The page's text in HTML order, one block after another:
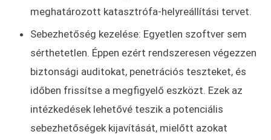
meghatározott katasztrófa-helyreállítási tervet.
Sebezhetőség kezelése: Egyetlen szoftver sem
sérthetetlen. Éppen ezért rendszeresen végezzen
biztonsági auditokat, penetrációs teszteket, és
időben frissítse a megfigyelő eszközt. Ezek az
intézkedések lehetővé teszik a potenciális
sebezhetőségek kijavítását, mielőtt azokat